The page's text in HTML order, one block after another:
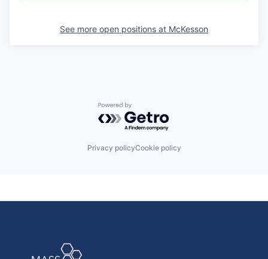
See more open positions at McKesson
Powered by Getro.com
Privacy policyCookie policy